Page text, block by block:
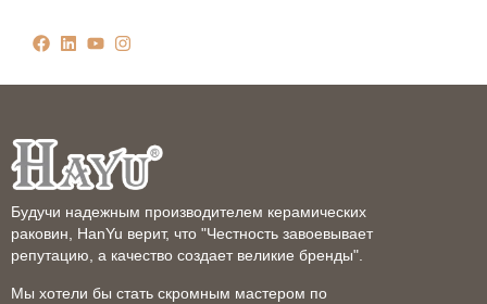
Будучи надежным производителем керамических
раковин, HanYu верит, что "Честность завоевывает
репутацию, а качество создает великие бренды".
Мы хотели бы стать скромным мастером по